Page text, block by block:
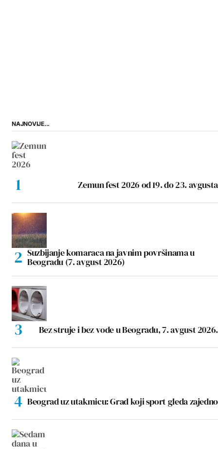
NAJNOVIJE...
Zemun fest 2026 od 19. do 23. avgusta
Suzbijanje komaraca na javnim površinama u
Beogradu (7. avgust 2026)
Bez struje i bez vode u Beogradu, 7. avgust 2026.
Beograd uz utakmicu: Grad koji sport gleda zajedno